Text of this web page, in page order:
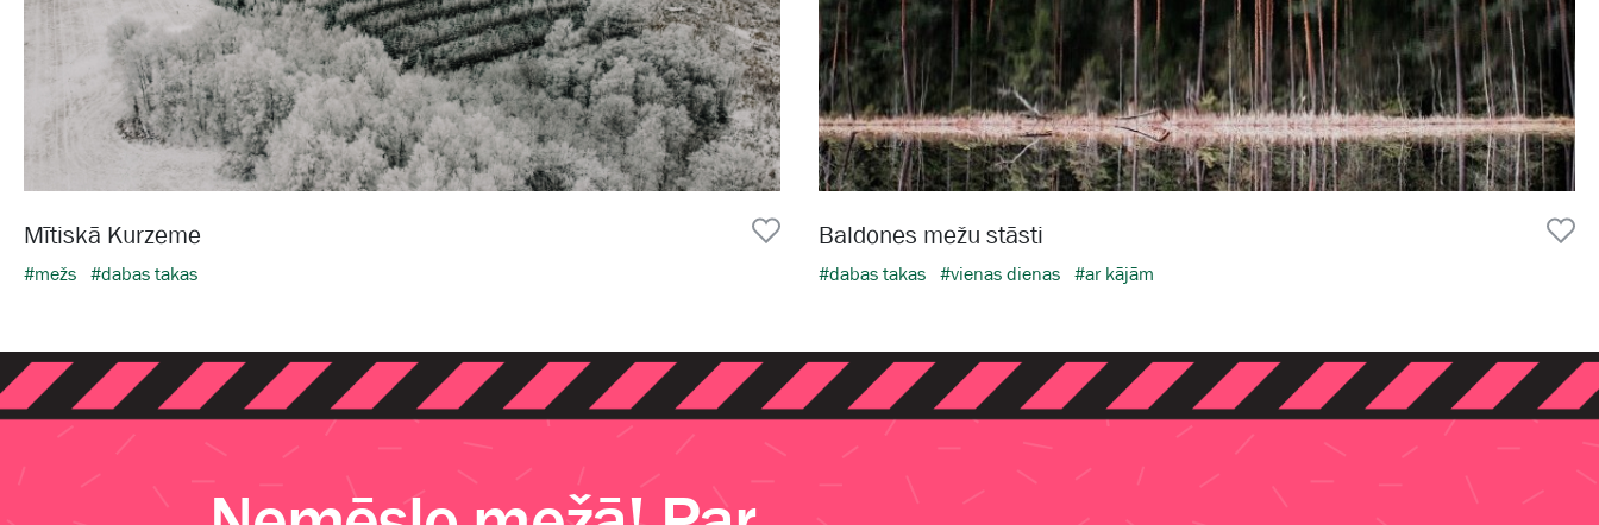
Mītiskā Kurzeme
#mežs #dabas takas
Baldones mežu stāsti
#dabas takas #vienas dienas #ar kājām